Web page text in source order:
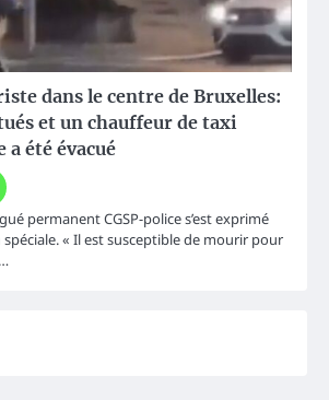
dans le centre de Bruxelles:
et un chauffeur de taxi
a été évacué
permanent CGSP-police s’est exprimé
« Il est susceptible de mourir pour